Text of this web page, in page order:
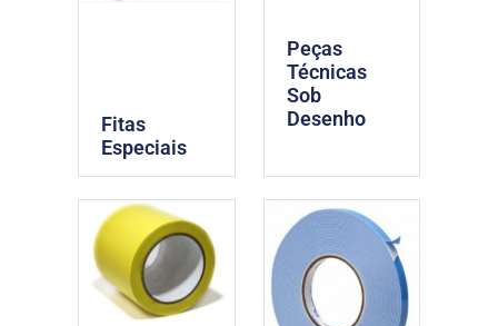
Fitas
Especiais
Peças
Técnicas
Sob
Desenho